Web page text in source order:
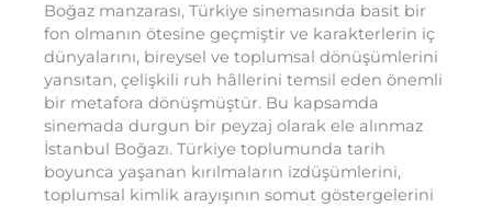
Boğaz manzarası, Türkiye sinemasında basit bir
fon olmanın ötesine geçmiştir ve karakterlerin iç
dünyalarını, bireysel ve toplumsal dönüşümlerini
yansıtan, çelişkili ruh hâllerini temsil eden önemli
bir metafora dönüşmüştür. Bu kapsamda
sinemada durgun bir peyzaj olarak ele alınmaz
İstanbul Boğazı. Türkiye toplumunda tarih
boyunca yaşanan kırılmaların izdüşümlerini,
toplumsal kimlik arayışının somut göstergelerini